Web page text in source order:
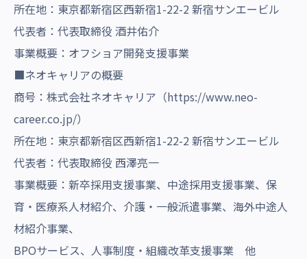
所在地：東京都新宿区西新宿1-22-2 新宿サンエービル
代表者：代表取締役 酒井佑介
事業概要：オフショア開発支援事業
■ネオキャリアの概要
商号：株式会社ネオキャリア（https://www.neo-
career.co.jp/）
所在地：東京都新宿区西新宿1-22-2 新宿サンエービル
代表者：代表取締役 西澤亮一
事業概要：新卒採用支援事業、中途採用支援事業、保
育・医療系人材紹介、介護・一般派遣事業、海外中途人
材紹介事業、
BPOサービス、人事制度・組織改革支援事業 他